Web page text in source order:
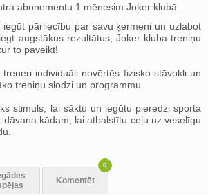
abonementu 1 mēnesim Joker klubā.
pārliecību par savu ķermeni un uzlabot
augstākus rezultātus, Joker kluba treniņu
to paveikt!
individuāli novērtēs fizisko stāvokli un
treniņu slodzi un programmu.
stimuls, lai sāktu un iegūtu pieredzi sporta
dāvana kādam, lai atbalstītu ceļu uz veselīgu
Komentēt
0